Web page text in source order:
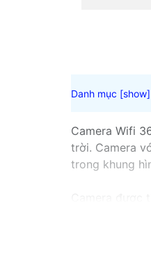
Camera Wifi
trời. Camera
trong khung
trời, bạn có